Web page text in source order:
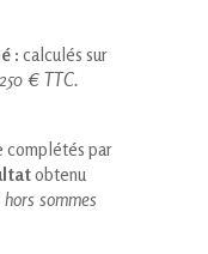
: calculés sur
250 € TTC.
complétés par
obtenu
hors sommes